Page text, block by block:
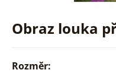
Obraz louka
Rozměr: